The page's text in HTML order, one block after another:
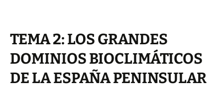
TEMA 2: LOS GRANDES
DOMINIOS BIOCLIMÁTICOS
DE LA ESPAÑA PENINSULAR